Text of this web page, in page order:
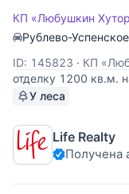
КП «Любушкин
Рублево-Успенское
ID: 145823 · КП
отделку 1200 кв.м.
спален: 5.
отделка:
все коммуникации
У леса
Life Realty
Получена